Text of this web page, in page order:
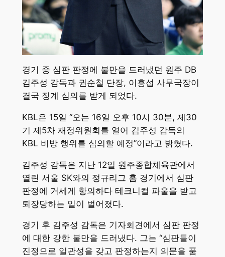
경기 중 심판 판정에 불만을 드러냈던 원주 DB
김주성 감독과 권순철 단장, 이흥섭 사무국장이
결국 징계 심의를 받게 되었다.
KBL은 15일 “오는 16일 오후 10시 30분, 제30
기 제5차 재정위원회를 열어 김주성 감독의
KBL 비방 행위를 심의할 예정”이라고 밝혔다.
김주성 감독은 지난 12일 원주종합체육관에서
열린 서울 SK와의 정규리그 홈 경기에서 심판
판정에 거세게 항의하다 테크니컬 파울을 받고
퇴장당하는 일이 벌어졌다.
경기 후 김주성 감독은 기자회견에서 심판 판정
에 대한 강한 불만을 드러냈다. 그는 “심판들이
진정으로 일관성을 갖고 판정하는지 의문을 품